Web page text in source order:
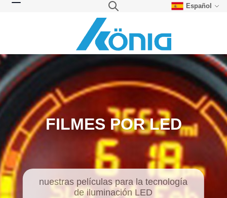
Español
FILMES POR LED
nuestras películas para la tecnología
de iluminación LED